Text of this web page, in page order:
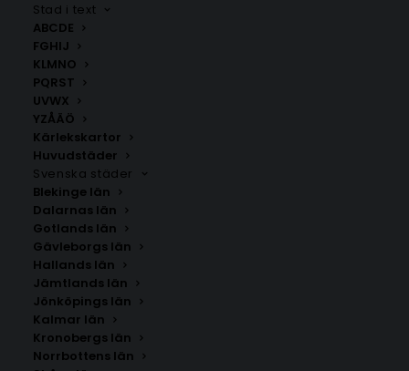
Stad i text
ABCDE
FGHIJ
KLMNO
PQRST
UVWX
YZÅÄÖ
Kärlekskartor
Huvudstäder
Svenska städer
Blekinge län
Dalarnas län
Gotlands län
Gävleborgs län
Hallands län
Jämtlands län
Jönköpings län
Kalmar län
Kronobergs län
Norrbottens län